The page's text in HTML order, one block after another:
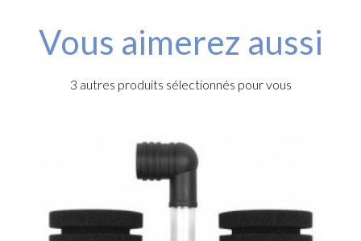
Vous aimerez aussi
3 autres produits sélectionnés pour vous